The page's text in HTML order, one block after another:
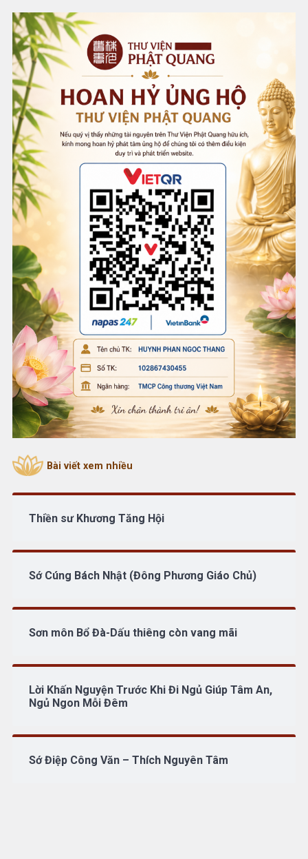
Bài viết xem nhiều
Thiền sư Khương Tăng Hội
Sớ Cúng Bách Nhật (Đông Phương Giáo Chủ)
Sơn môn Bổ Đà-Dấu thiêng còn vang mãi
Lời Khấn Nguyện Trước Khi Đi Ngủ Giúp Tâm An,
Ngủ Ngon Mỗi Đêm
Sớ Điệp Công Văn – Thích Nguyên Tâm